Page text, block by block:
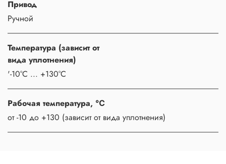
Привод
Ручной
Температура (зависит от
вида уплотнения)
'-10°C ... +130°C
Рабочая температура, ℃
от -10 до +130 (зависит от вида уплотнения)